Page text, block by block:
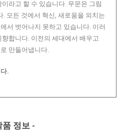
라고 할 수 있습니다. 무문은 그림
. 모든 것에서 혁신, 새로움을 외치는
서 벗어나지 못하고 있습니다. 이러
합니다. 이전의 세대에서 배우고
만들어냅니다.
.
품 정보 -